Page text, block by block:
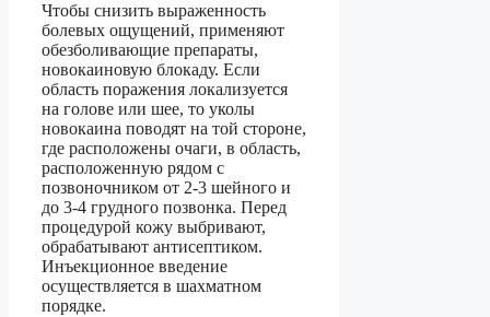
Чтобы снизить выраженность
болевых ощущений, применяют
обезболивающие препараты,
новокаиновую блокаду. Если
область поражения локализуется
на голове или шее, то уколы
новокаина поводят на той стороне,
где расположены очаги, в область,
расположенную рядом с
позвоночником от 2-3 шейного и
до 3-4 грудного позвонка. Перед
процедурой кожу выбривают,
обрабатывают антисептиком.
Инъекционное введение
осуществляется в шахматном
порядке.